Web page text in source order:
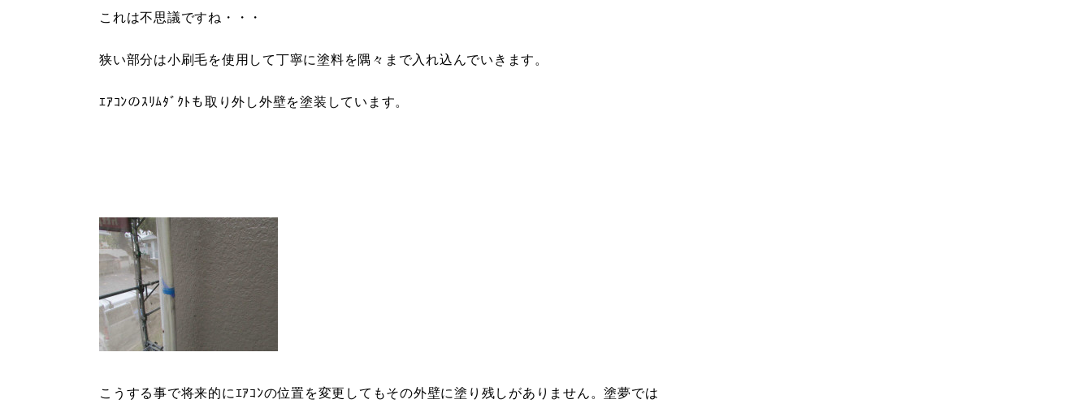
これは不思議ですね・・・
狭い部分は小刷毛を使用して丁寧に塗料を隅々まで入れ込んでいきます。
ｴｱｺﾝのｽﾘﾑﾀﾞｸﾄも取り外し外壁を塗装しています。
こうする事で将来的にｴｱｺﾝの位置を変更してもその外壁に塗り残しがありません。塗夢では